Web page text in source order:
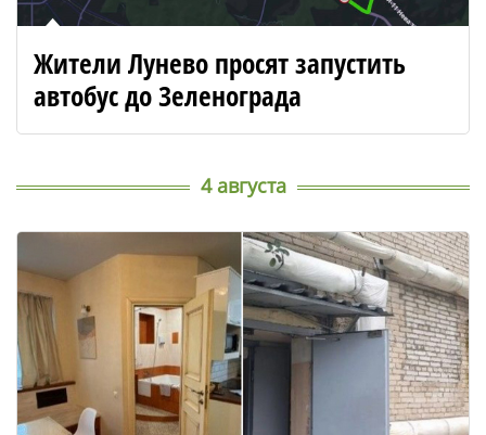
Жители Лунево просят запустить
автобус до Зеленограда
4 августа